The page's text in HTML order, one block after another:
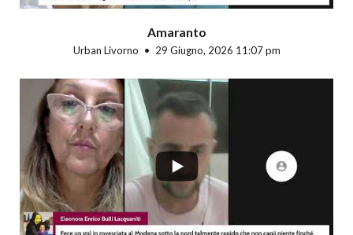
Amaranto
Urban Livorno 29 Giugno, 2026 11:07 pm